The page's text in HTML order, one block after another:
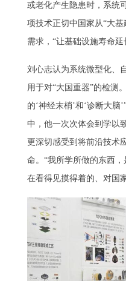
或老化产生隐患时，系统
项技术正切中国家从“大
需求，“让基础设施寿命延
刘心志认为系统微型化、
用于对“大国重器”的检测
的‘神经末梢’和‘诊断大脑
中，他一次次体会到学以
更深切感受到将前沿技术
命。“我所学所做的东西，
在看得见摸得着的、对国